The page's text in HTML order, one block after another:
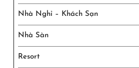
Nhà Nghỉ – Khách Sạn
Nhà Sàn
Resort